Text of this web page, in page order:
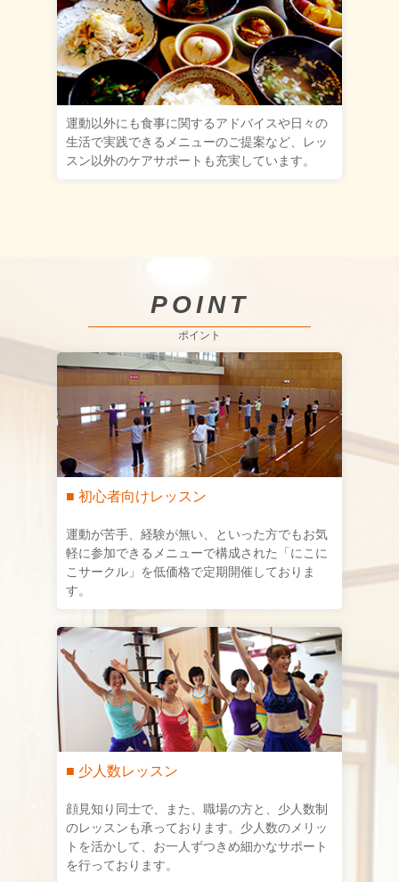
運動以外にも食事に関するアドバイスや日々の
生活で実践できるメニューのご提案など、レッ
スン以外のケアサポートも充実しています。
POINT
ポイント
■ 初心者向けレッスン
運動が苦手、経験が無い、といった方でもお気
軽に参加できるメニューで構成された「にこに
こサークル」を低価格で定期開催しておりま
す。
■ 少人数レッスン
顔見知り同士で、また、職場の方と、少人数制
のレッスンも承っております。少人数のメリッ
トを活かして、お一人ずつきめ細かなサポート
を行っております。